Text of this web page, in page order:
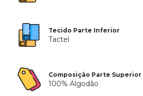
Tecido Parte Inferior
Tactel
Composição Parte Superior
100% Algodão